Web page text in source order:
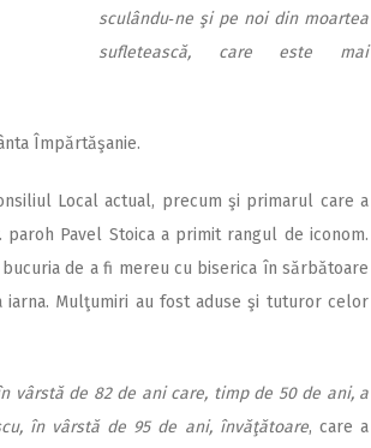
sculându‑ne şi pe noi din moartea
sufletească, care este mai
Împărtăşanie.
Local actual, precum şi primarul care a
Pavel Stoica a primit rangul de iconom.
de a fi mereu cu biserica în sărbătoare
Mulţumiri au fost aduse şi tuturor celor
vârstă de 82 de ani care, timp de 50 de ani, a
în vârstă de 95 de ani, învăţătoare, care a